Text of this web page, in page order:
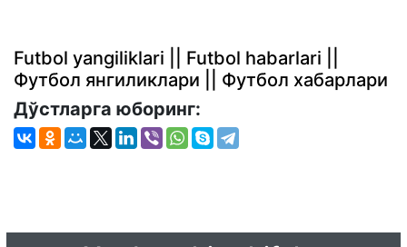
Futbol yangiliklari || Futbol habarlari ||
Футбол янгиликлари || Футбол хабарлари
Дўстларга юборинг: